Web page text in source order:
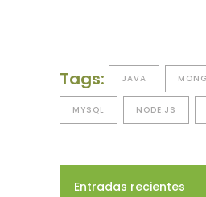
Tags: JAVA
MYSQL NODE.JS
Entradas recientes